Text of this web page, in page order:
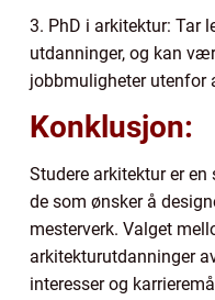
3. PhD i arkitektur: Tar
utdanninger, og kan
jobbmuligheter utenfor
Konklusjon:
Studere arkitektur er
de som ønsker å
mesterverk. Valget
arkitekturutdanninger
interesser og